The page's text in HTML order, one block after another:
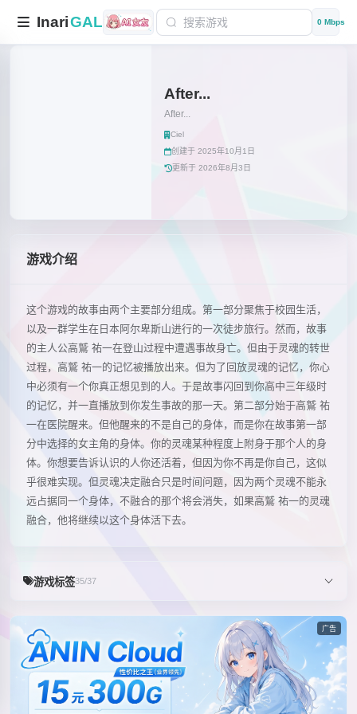
InariGAL 0 Mbps
After...
After...
Ciel
创建于 2025年10月1日
更新于 2026年8月3日
游戏介绍
这个游戏的故事由两个主要部分组成。第一部分聚焦于校园生活，
以及一群学生在日本阿尔卑斯山进行的一次徒步旅行。然而，故事
的主人公高鷲 祐一在登山过程中遭遇事故身亡。但由于灵魂的转世
过程，高鷲 祐一的记忆被播放出来。但为了回放灵魂的记忆，你心
中必须有一个你真正想见到的人。于是故事闪回到你高中三年级时
的记忆，并一直播放到你发生事故的那一天。第二部分始于高鷲 祐
一在医院醒来。但他醒来的不是自己的身体，而是你在故事第一部
分中选择的女主角的身体。你的灵魂某种程度上附身于那个人的身
体。你想要告诉认识的人你还活着，但因为你不再是你自己，这似
乎很难实现。但灵魂决定融合只是时间问题，因为两个灵魂不能永
远占据同一个身体，不融合的那个将会消失，如果高鷲 祐一的灵魂
融合，他将继续以这个身体活下去。
游戏标签35/37
广告